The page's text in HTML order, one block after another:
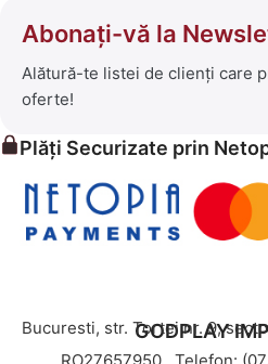
Abonați-vă la
Alătură-te listei de clienți care
oferte!
Plăți Securizate prin
GODPLAY
Bucuresti, str. Tortei nr. 9,